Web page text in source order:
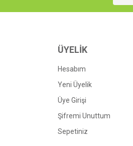
Gönder
ÜYELİK
Hesabım
Yeni Üyelik
Üye Girişi
Şifremi Unuttum
Sepetiniz